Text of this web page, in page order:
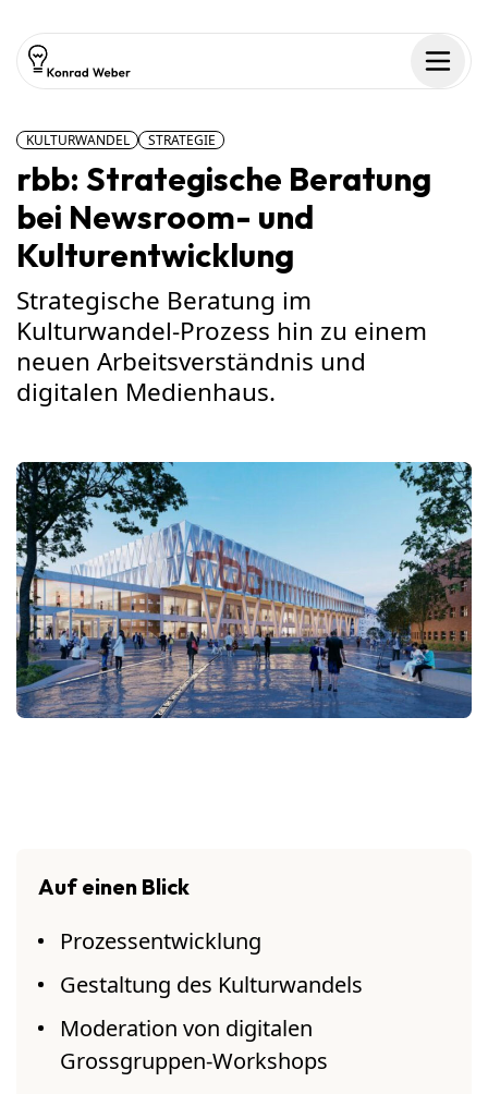
KULTURWANDEL STRATEGIE
rbb: Strategische Beratung
bei Newsroom- und
Kulturentwicklung
Strategische Beratung im
Kulturwandel-Prozess hin zu einem
neuen Arbeitsverständnis und
digitalen Medienhaus.
Auf einen Blick
Prozessentwicklung
Gestaltung des Kulturwandels
Moderation von digitalen
Grossgruppen-Workshops